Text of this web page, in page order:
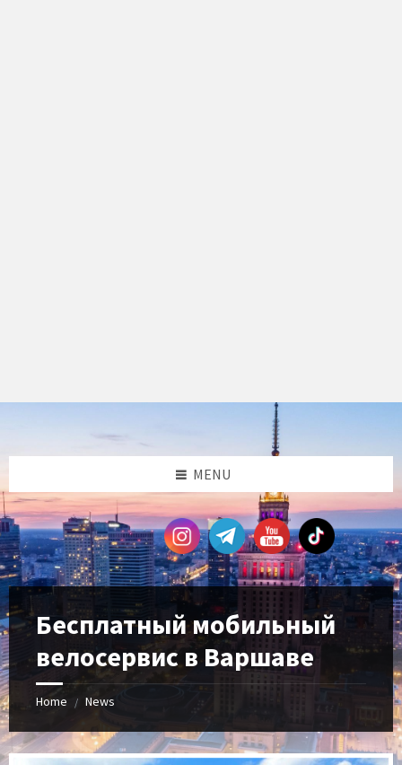
sidebar
sidebar
MENU
Бесплатный мобильный
велосервис в Варшаве
Home / News